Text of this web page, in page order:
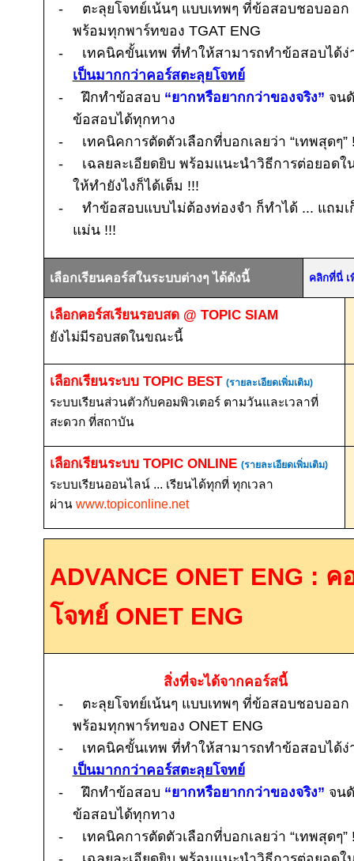
-
ตะลุยโจทย์เน้นๆ แบบเทพๆ ที่ข้อสอบชอบออก
พร้อมทุกพาร์ทของ TGAT ENG
-
เทคนิคขั้นเทพ ที่ทำให้สามารถทำข้อสอบได้ง่
เป็นมากกว่าคอร์สตะลุยโจทย์
-
ฝึกทำข้อสอบ “ยากหรือยากกว่าของจริง” จน
ข้อสอบได้ทุกทาง
-
เทคนิคการตัดตัวเลือกที่บอกเลยว่า “เทพสุดๆ”
-
เฉลยละเอียดยิบ พร้อมแนะนำวิธีการต่อยอด
ให้ทำยังไงก็ได้เต็ม !!!
-
ทำข้อสอบแบบไม่ต้องท่องจำ ก็ทำได้ ... แถมเ
แม่น !!!
เลือกเรียนคอร์สในระบบต่างๆ ได้ดังนี้ คลิกที่นี่ เ
เลือกคอร์สเรียนรอบสด @ TOPIC SIAM
ยังไม่มีรอบสดในขณะนี้
เลือกเรียนระบบTOPIC BEST (รายละเอียดเพิ่มเติม)
ระบบเรียนส่วนตัวกับคอมพิวเตอร์ ตามวันและเวลาที่
สะดวก ที่สถาบัน
เลือกเรียนระบบTOPIC ONLINE (รายละเอียดเพิ่มเติม)
ระบบเรียนออนไลน์ ... เรียนได้ทุกที่ ทุกเวลา
ผ่านwww.topiconline.net
ADVANCE ONET ENG : ค
โจทย์ ONET ENG
สิ่งที่จะได้จากคอร์สนี้
-
ตะลุยโจทย์เน้นๆ แบบเทพๆ ที่ข้อสอบชอบออก
พร้อมทุกพาร์ทของ ONET ENG
-
เทคนิคขั้นเทพ ที่ทำให้สามารถทำข้อสอบได้ง่
เป็นมากกว่าคอร์สตะลุยโจทย์
-
ฝึกทำข้อสอบ “ยากหรือยากกว่าของจริง” จน
ข้อสอบได้ทุกทาง
-
เทคนิคการตัดตัวเลือกที่บอกเลยว่า “เทพสุดๆ”